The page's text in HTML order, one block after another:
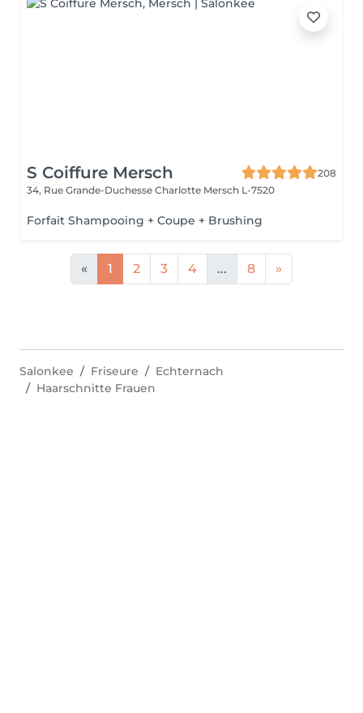
S Coiffure Mersch
208
34, Rue Grande-Duchesse Charlotte Mersch L-7520
Forfait Shampooing + Coupe + Brushing
« 1 2 3 4 ... 8 »
Salonkee Friseure
Echternach
Haarschnitte Frauen